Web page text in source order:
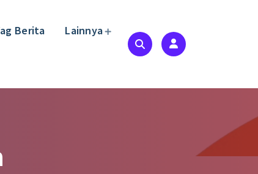
Berita Lainnya